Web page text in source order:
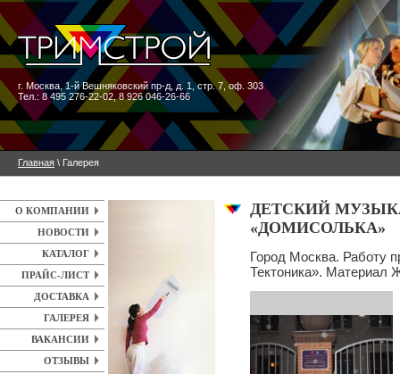
Главная \ Галерея
ДЕТСКИЙ
«ДОМИСОЛЬКА»
Город Москва. Работу
Тектоника».
О КОМПАНИИ
НОВОСТИ
КАТАЛОГ
ПРАЙС-ЛИСТ
ДОСТАВКА
ГАЛЕРЕЯ
ВАКАНСИИ
ОТЗЫВЫ
г. Москва ,1-й Вешняковский пр-д, д. 1, стр. 7, оф. 303
Тел.: 8 495 276-22-02, 8 926 046-26-66